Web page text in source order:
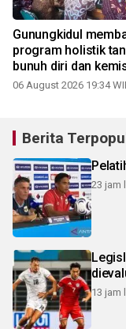
Gunungkidul
program holistik
bunuh diri dan
06 August 2026 19:34
Berita
23 jam
13 jam